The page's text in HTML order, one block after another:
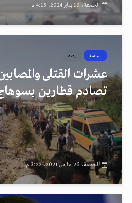
الجمعة، 19 يناير 2024، 4:15 م
سياسة رصد
عشرات القتلى
تصادم قطارين
الجمعة، 26 مارس 2021، 3:22 م